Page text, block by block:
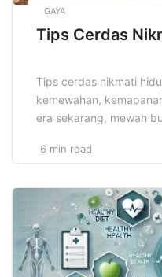
GAYA
Tips Cerdas
Tips cerdas nikmati
kemewahan,
era sekarang, mewah
orang sukses yang
seimbang secara
label, tetapi juga soal
premium, dan […]
6 min read